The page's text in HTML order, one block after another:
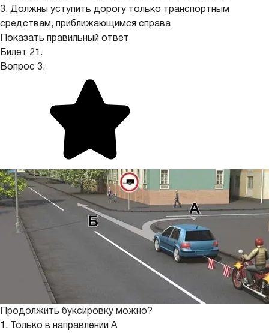
3. Должны уступить дорогу только транспортным
средствам, приближающимся справа
Показать правильный ответ
Билет 21.
Вопрос 3.
Продолжить буксировку можно?
1. Только в направлении А